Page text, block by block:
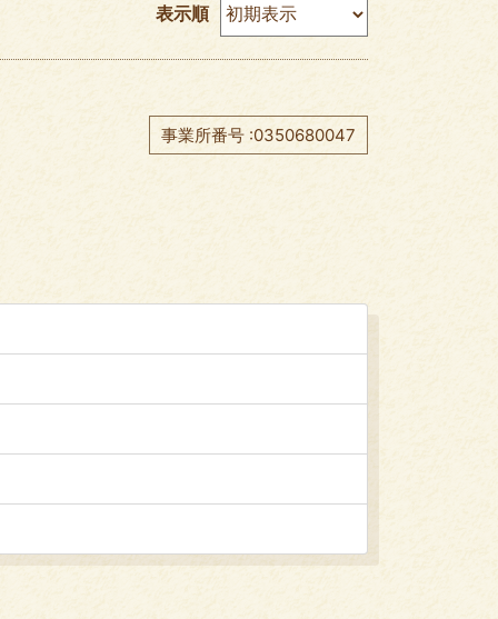
表示順
事業所番号 :0350680047